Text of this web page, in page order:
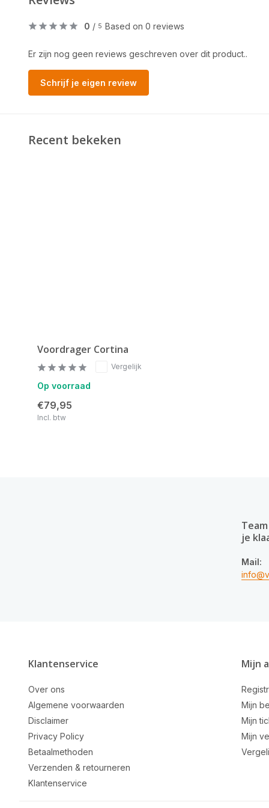
0 / 5 Based on 0 reviews
Er zijn nog geen reviews geschreven over dit product..
Schrijf je eigen review
Recent bekeken
Voordrager Cortina
Vergelijk
Op voorraad
€79,95
Incl. btw
je
Mail:
Klantenservice
Over ons
Algemene voorwaarden
Disclaimer
Privacy Policy
Betaalmethoden
Verzenden & retourneren
Klantenservice
Mijn
Mijn
Mijn
Mijn